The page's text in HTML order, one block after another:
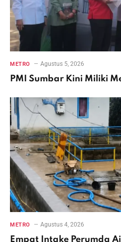
METRO Agustus 5, 2026
PMI Sumbar Kini Miliki
METRO Agustus 4, 2026
Empat Intake Perumda